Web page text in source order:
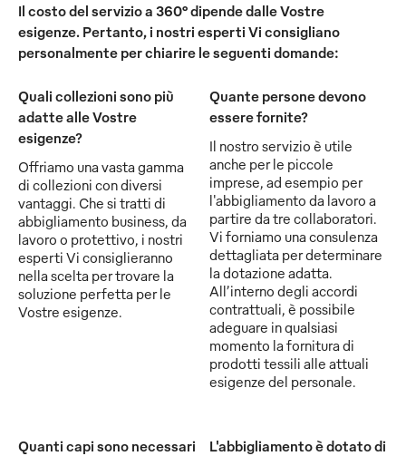
Il costo del servizio a 360° dipende dalle Vostre
esigenze. Pertanto, i nostri esperti Vi consigliano
personalmente per chiarire le seguenti domande:
Quali collezioni sono più
adatte alle Vostre
esigenze?
Offriamo una vasta gamma
di collezioni con diversi
vantaggi. Che si tratti di
abbigliamento business, da
lavoro o protettivo, i nostri
esperti Vi consiglieranno
nella scelta per trovare la
soluzione perfetta per le
Vostre esigenze.
Quante persone devono
essere fornite?
Il nostro servizio è utile
anche per le piccole
imprese, ad esempio per
l'abbigliamento da lavoro a
partire da tre collaboratori.
Vi forniamo una consulenza
dettagliata per determinare
la dotazione adatta.
All’interno degli accordi
contrattuali, è possibile
adeguare in qualsiasi
momento la fornitura di
prodotti tessili alle attuali
esigenze del personale.
Quanti capi sono necessari
L'abbigliamento è dotato di